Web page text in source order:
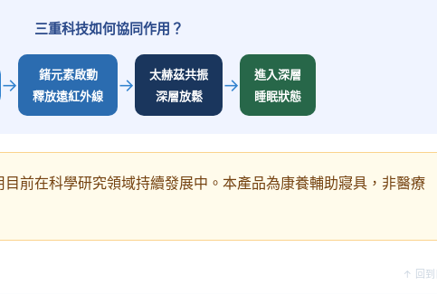
三重科技如何協同作用？
→
鍺元素啟動
釋放遠紅外線
→
太赫茲共振
深層放鬆
→
進入深層
睡眠狀態
目前在科學研究領域持續發展中。本產品為康養輔助寢具，非醫療
↑ 回到